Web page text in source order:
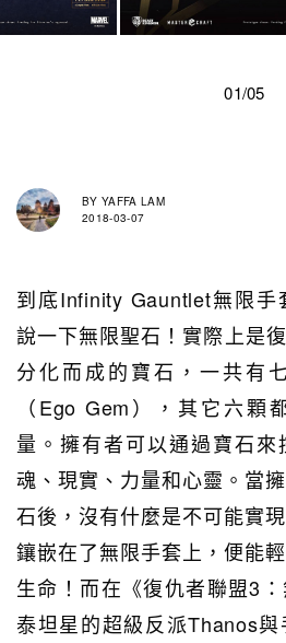
01/05
BY YAFFA LAM
2018-03-07
到底Infinity Gauntlet無限手
說一下無限聖石！實際上是
分化而成的寶石，一共有
（Ego Gem），其它六顆
量。擁有者可以通過寶石來
魂、現實、力量和心靈。當
石後，沒有什麼是不可能實
鑲嵌在了無限手套上，便能
生命！而在《復仇者聯盟3
泰坦星的超級反派Thanos